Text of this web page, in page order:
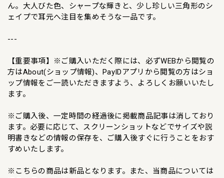
ん。大人びた色、シャープな輝きと、少し珍しい三角形のシ
ェイプで耳元へ注目を集めそうな一品です。
---
【重要事項】※ご購入いただく際には、必ずWEBから閲覧の
方はAbout(ショップ情報)、PayIDアプリから閲覧の方はショ
ップ情報をご一読いただきますよう、よろしくお願いいたし
ます。
※ご購入後、一定時間の経過後に掲載商品記事は消しており
ます。必要に応じて、スクリーンショットなどでサイズや説
明書きなどの情報の保存を、ご購入後すぐに行うことをおす
すめいたします。
※こちらの商品は新品となります。また、当商品については